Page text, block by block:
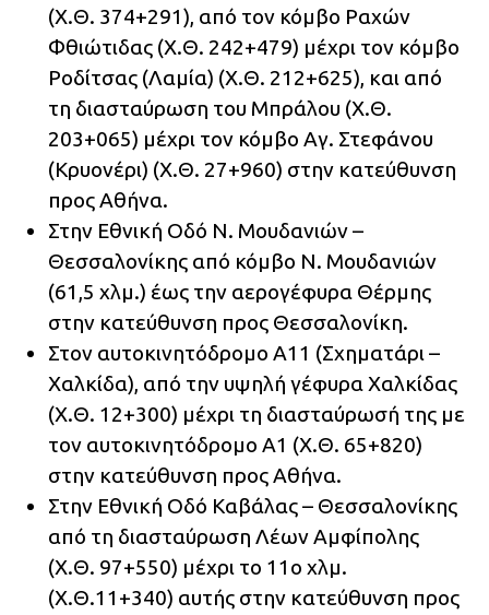
(Χ.Θ. 374+291), από τον κόμβο Ραχών
Φθιώτιδας (Χ.Θ. 242+479) μέχρι τον κόμβο
Ροδίτσας (Λαμία) (Χ.Θ. 212+625), και από
τη διασταύρωση του Μπράλου (Χ.Θ.
203+065) μέχρι τον κόμβο Αγ. Στεφάνου
(Κρυονέρι) (Χ.Θ. 27+960) στην κατεύθυνση
προς Αθήνα.
Στην Εθνική Οδό Ν. Μουδανιών –
Θεσσαλονίκης από κόμβο Ν. Μουδανιών
(61,5 χλμ.) έως την αερογέφυρα Θέρμης
στην κατεύθυνση προς Θεσσαλονίκη.
Στον αυτοκινητόδρομο Α11 (Σχηματάρι –
Χαλκίδα), από την υψηλή γέφυρα Χαλκίδας
(Χ.Θ. 12+300) μέχρι τη διασταύρωσή της με
τον αυτοκινητόδρομο Α1 (Χ.Θ. 65+820)
στην κατεύθυνση προς Αθήνα.
Στην Εθνική Οδό Καβάλας – Θεσσαλονίκης
από τη διασταύρωση Λέων Αμφίπολης
(Χ.Θ. 97+550) μέχρι το 11ο χλμ.
(Χ.Θ.11+340) αυτής στην κατεύθυνση προς